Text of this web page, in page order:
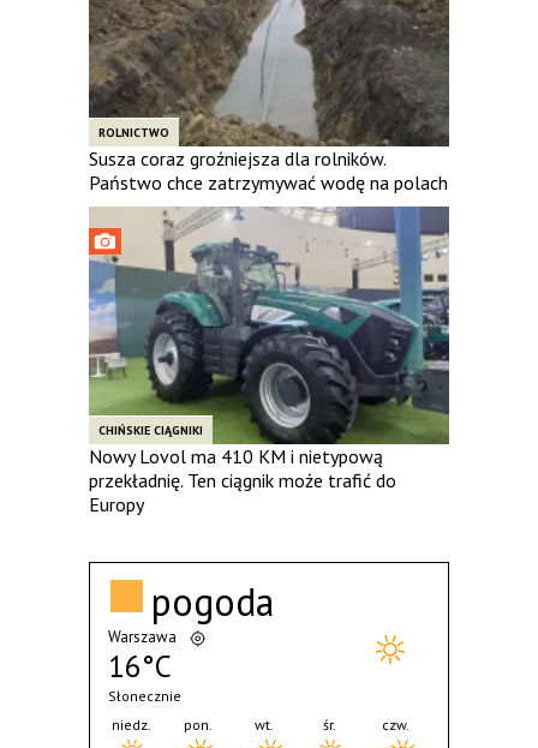
ROLNICTWO
Susza coraz groźniejsza dla rolników.
Państwo chce zatrzymywać wodę na polach
CHIŃSKIE CIĄGNIKI
Nowy Lovol ma 410 KM i nietypową
przekładnię. Ten ciągnik może trafić do
Europy
pogoda
Warszawa
16°C
Słonecznie
niedz.
pon. wt. śr. czw.